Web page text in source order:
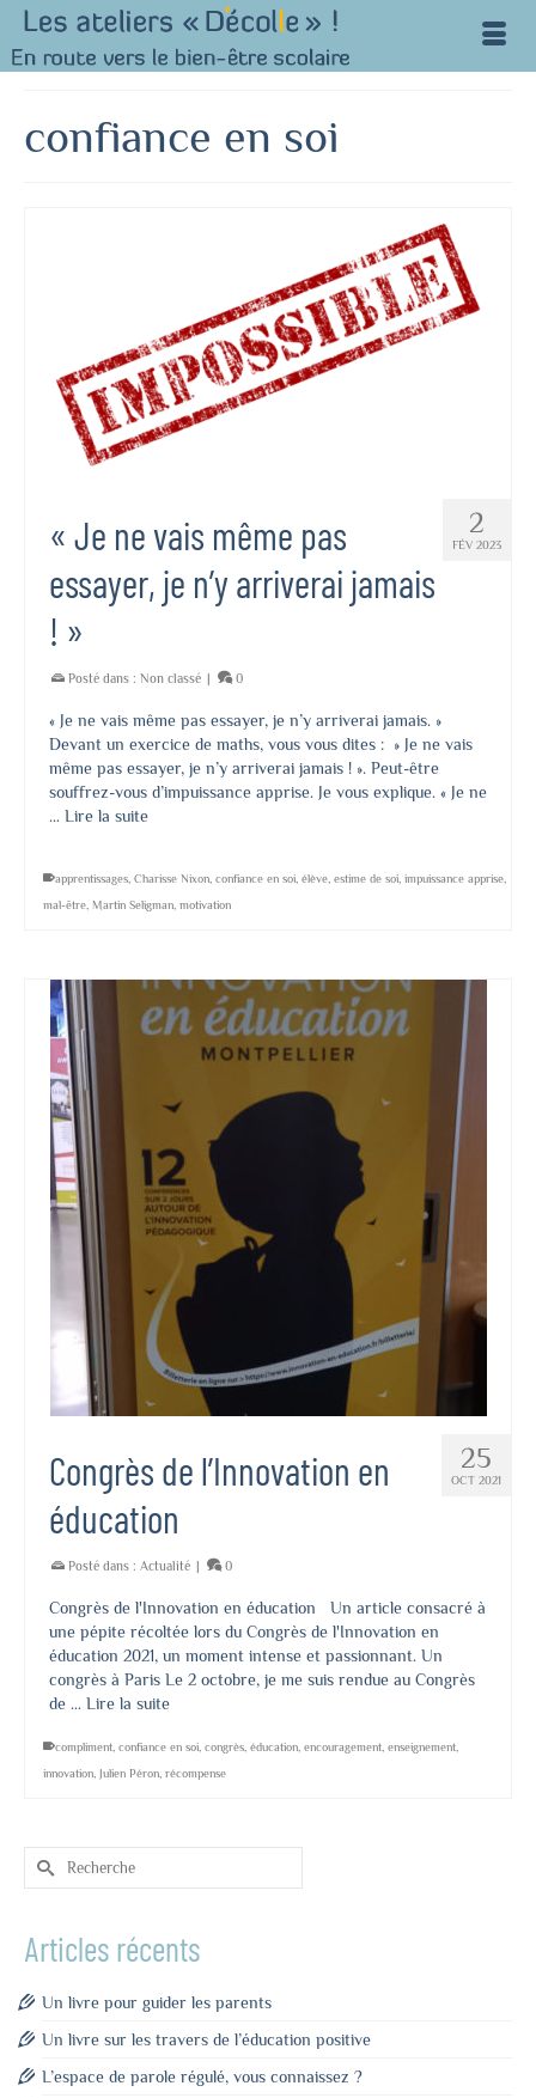
confiance en soi
2
FÉV 2023
« Je ne vais même pas
essayer, je n’y arriverai jamais
! »
Posté dans : Non classé 0
« Je ne vais même pas essayer, je n’y arriverai jamais. »
Devant un exercice de maths, vous vous dites : » Je ne vais
même pas essayer, je n’y arriverai jamais ! ». Peut-être
souffrez-vous d’impuissance apprise. Je vous explique. « Je ne
… Lire la suite
apprentissages, Charisse Nixon, confiance en soi, élève, estime de soi, impuissance apprise,
mal-être, Martin Seligman, motivation
25
OCT 2021
Congrès de l’Innovation en
éducation
Posté dans : Actualité 0
Congrès de l'Innovation en éducation Un article consacré à
une pépite récoltée lors du Congrès de l'Innovation en
éducation 2021, un moment intense et passionnant. Un
congrès à Paris Le 2 octobre, je me suis rendue au Congrès
de … Lire la suite
compliment, confiance en soi, congrès, éducation, encouragement, enseignement,
innovation, Julien Péron, récompense
Rechercher :
Articles récents
Un livre pour guider les parents
Un livre sur les travers de l’éducation positive
L’espace de parole régulé, vous connaissez ?